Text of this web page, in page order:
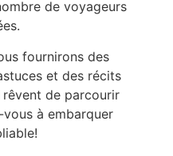
de voyageurs
fournirons des
et des récits
de parcourir
vous à embarquer